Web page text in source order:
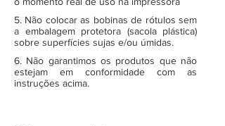
5. Não colocar as bobinas de rótulos sem
a embalagem protetora (sacola plástica)
sobre superfícies sujas e/ou úmidas.
6. Não garantimos os produtos que não
estejam em conformidade com as
instruções acima.